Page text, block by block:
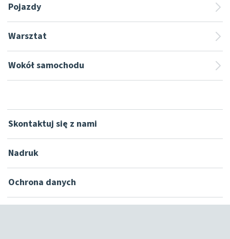
Pojazdy
Warsztat
Wokół samochodu
Skontaktuj się z nami
Nadruk
Ochrona danych